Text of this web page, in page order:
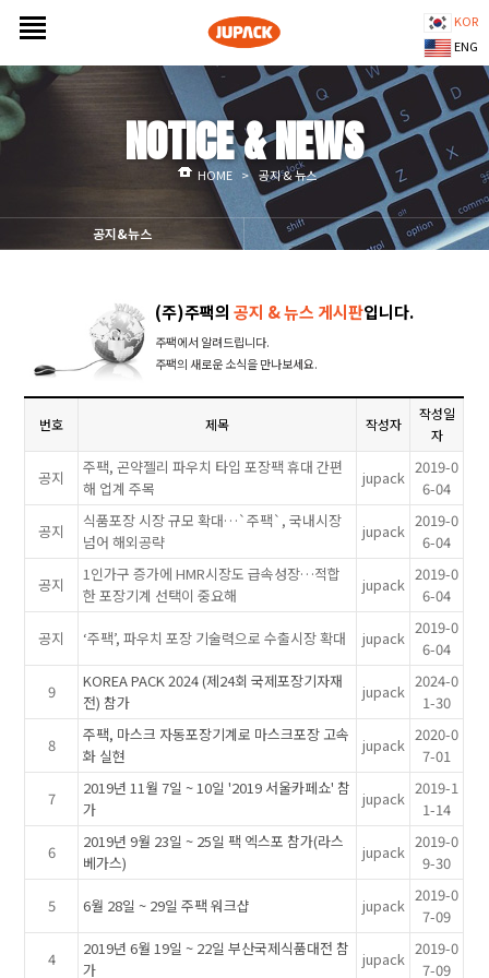
KOR
ENG
NOTICE & NEWS
공지&뉴스
HOME > 공지 & 뉴스
(주)주팩의공지 & 뉴스 게시판입니다.
주팩에서 알려드립니다.
주팩의 새로운 소식을 만나보세요.
번호 제목 작성자
작성일
자
공지
주팩, 곤약젤리 파우치 타입 포장팩 휴대 간편
해 업계 주목
jupack
2019-0
6-04
공지
식품포장 시장 규모 확대…`주팩`, 국내시장
넘어 해외공략
jupack
2019-0
6-04
공지
1인가구 증가에 HMR시장도 급속성장…적합
한 포장기계 선택이 중요해
jupack
2019-0
6-04
공지 ‘주팩’, 파우치 포장 기술력으로 수출시장 확대 jupack
2019-0
6-04
9
KOREA PACK 2024 (제24회 국제포장기자재
전) 참가
jupack
2024-0
1-30
8
주팩, 마스크 자동포장기계로 마스크포장 고속
화 실현
jupack
2020-0
7-01
7
2019년 11월 7일 ~ 10일 '2019 서울카페쇼' 참
가
jupack
2019-1
1-14
6
2019년 9월 23일 ~ 25일 팩 엑스포 참가(라스
베가스)
jupack
2019-0
9-30
5 6월 28일 ~ 29일 주팩 워크샵 jupack
2019-0
7-09
4
2019년 6월 19일 ~ 22일 부산국제식품대전 참
가
jupack
2019-0
7-09